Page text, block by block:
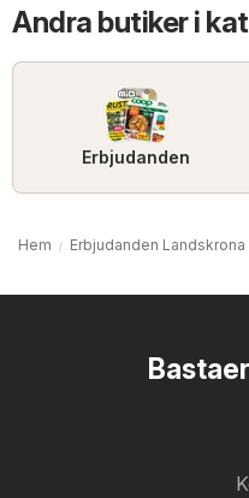
Andra butiker i
Erbjudanden
Hem Erbjudanden Landskrona